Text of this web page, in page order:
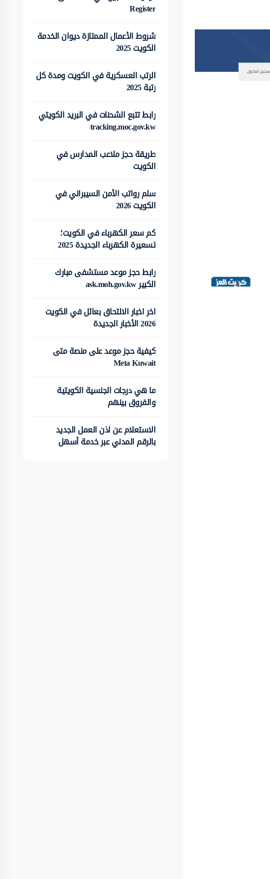
Register
شروط الأعمال الممتازة ديوان الخدمة
الكويت 2025
الرتب العسكرية في الكويت ومدة كل
رتبة 2025
رابط تتبع الشحنات في البريد الكويتي
tracking.moc.gov.kw
طريقة حجز ملاعب المدارس في
الكويت
سلم رواتب الأمن السيبراني في
الكويت 2026
كم سعر الكهرباء في الكويت؛
تسعيرة الكهرباء الجديدة 2025
رابط حجز موعد مستشفى مبارك
الكبير ask.moh.gov.kw
اخر اخبار الالتحاق بعائل في الكويت
2026 الأخبار الجديدة
كيفية حجز موعد على منصة متى
Meta Kuwait
ما هي درجات الجنسية الكويتية
والفروق بينهم
الاستعلام عن اذن العمل الجديد
بالرقم المدني عبر خدمة أسهل